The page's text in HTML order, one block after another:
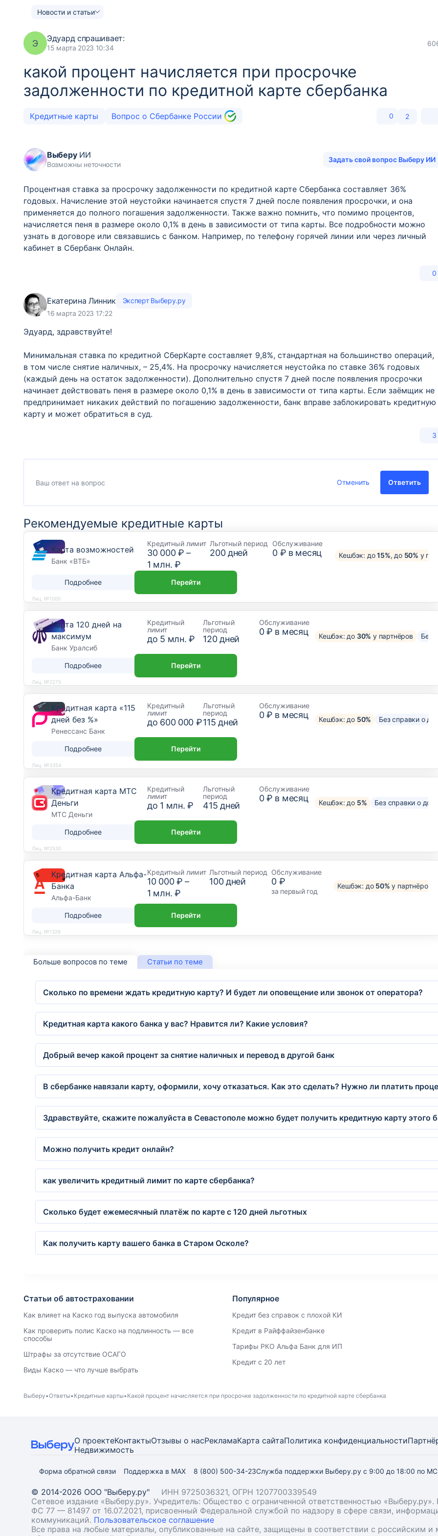
Новости и статьи
Э Эдуард спрашивает:
15 марта 2023 10:34
какой процент начисляется при просрочке
задолженности по кредитной карте сбербанка
Кредитные карты Вопрос о Сбербанке России 0 2
ВыберуИИ
Возможны неточности
Задать свой вопрос Выберу ИИ
Процентная ставка за просрочку задолженности по кредитной карте Сбербанка составляет 36%
годовых. Начисление этой неустойки начинается спустя 7 дней после появления просрочки, и она
применяется до полного погашения задолженности. Также важно помнить, что помимо процентов,
начисляется пеня в размере около 0,1% в день в зависимости от типа карты. Все подробности можно
узнать в договоре или связавшись с банком. Например, по телефону горячей линии или через личный
кабинет в Сбербанк Онлайн.
0
Екатерина Линник
Эксперт Выберу.ру
16 марта 2023 17:22
Эдуард, здравствуйте!
Минимальная ставка по кредитной СберКарте составляет 9,8%, стандартная на большинство операций,
в том числе снятие наличных, – 25,4%. На просрочку начисляется неустойка по ставке 36% годовых
(каждый день на остаток задолженности). Дополнительно спустя 7 дней после появления просрочки
начинает действовать пеня в размере около 0,1% в день в зависимости от типа карты. Если заёмщик не
предпринимает никаких действий по погашению задолженности, банк вправе заблокировать кредитную
карту и может обратиться в суд.
3
Отменить Ответить
Рекомендуемые кредитные карты
Карта возможностей
Банк «ВТБ»
Кредитный лимит
30 000 ₽ –
1 млн. ₽
Льготный период
200дней
Обслуживание
0 ₽ в месяц Кешбэк: до15%, до 50% у
Подробнее Перейти
Лиц. №1000
Карта 120 дней на
максимум
Банк Уралсиб
Кредитный
лимит
до 5 млн. ₽
Льготный
период
120дней
Обслуживание
0 ₽ в месяц Кешбэк: до 30% у партнёров Без
Подробнее Перейти
Лиц. №2275
Кредитная карта «115
дней без %»
Ренессанс Банк
Кредитный
лимит
до 600 000 ₽
Льготный
период
115 дней
Обслуживание
0 ₽ в месяц Кешбэк: до 50% Без справки о
Подробнее Перейти
Лиц. №3354
Кредитная карта МТС
Деньги
МТС Деньги
Кредитный
лимит
до 1 млн. ₽
Льготный
период
415 дней
Обслуживание
0 ₽ в месяц Кешбэк: до 5% Без справки о
Подробнее Перейти
Лиц. №2530
Кредитная карта Альфа-
Банка
Альфа-Банк
Кредитный лимит
10 000 ₽ –
1 млн. ₽
Льготный период
100дней
Обслуживание
0 ₽
за первый год
Кешбэк: до 50% у партнёров
Подробнее Перейти
Лиц. №1326
Больше вопросов по теме Статьи по теме
Сколько по времени ждать кредитную карту? И будет ли оповещение или звонок от оператора?
Кредитная карта какого банка у вас? Нравится ли? Какие условия?
Добрый вечер какой процент за снятие наличных и перевод в другой банк
В сбербанке навязали карту, оформили, хочу отказаться. Как это сделать? Нужно ли платить
Здравствуйте, скажите пожалуйста в Севастополе можно будет получить кредитную карту этого
Можно получить кредит онлайн?
как увеличить кредитный лимит по карте сбербанка?
Сколько будет ежемесячный платёж по карте с 120 дней льготных
Как получить карту вашего банка в Старом Осколе?
Статьи об автостраховании
Как влияет на Каско год выпуска автомобиля
Как проверить полис Каско на подлинность — все
способы
Штрафы за отсутствие ОСАГО
Виды Каско — что лучше выбрать
Популярное
Кредит без справок с плохой КИ
Кредит в Райффайзенбанке
Тарифы РКО Альфа Банк для ИП
Кредит с 20 лет
Выберу Ответы Кредитные карты Какой процент начисляется при просрочке задолженности по кредитной карте сбербанка
О проектеКонтактыОтзывы о насРекламаКарта сайтаПолитика конфиденциальности
Недвижимость
Форма обратной связи Поддержка в MAX 8 (800) 500-34-23Служба поддержки Выберу.ру с 9:00 до 18:00 по
© 2014-2026 ООО "Выберу.ру"
ИНН 9725036321, ОГРН 1207700339549
Сетевое издание «Выберу.ру». Учредитель: Общество с ограниченной ответственностью
ФС 77 — 81497 от 16.07.2021, присвоенный Федеральной службой по надзору в сфере связи,
коммуникаций. Пользовательское соглашение
Все права на любые материалы, опубликованные на сайте, защищены в соответствии с российским